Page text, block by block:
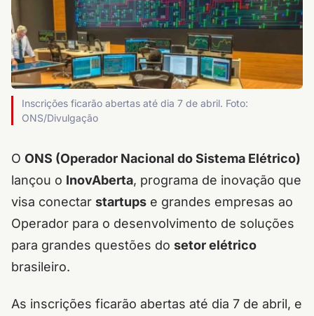
Inscrições ficarão abertas até dia 7 de abril. Foto:
ONS/Divulgação
O ONS (Operador Nacional do Sistema Elétrico)
lançou o InovAberta, programa de inovação que
visa conectar startups e grandes empresas ao
Operador para o desenvolvimento de soluções
para grandes questões do setor elétrico
brasileiro.
As inscrições ficarão abertas até dia 7 de abril, e